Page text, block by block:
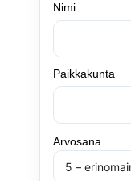
Nimi
Paikkakunta
Arvosana